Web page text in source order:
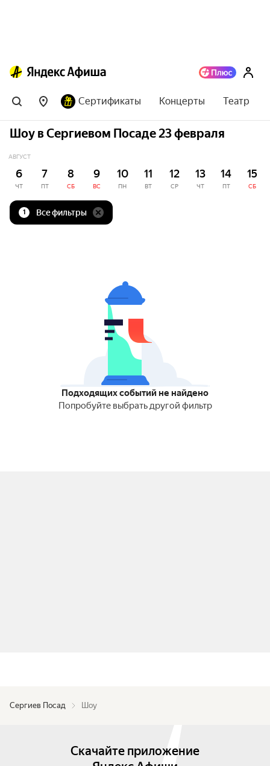
Сертификаты Концерты Театр
Шоу в Сергиевом Посаде 23 февраля
АВГУСТ
6
ЧТ
7
ПТ
8
СБ
9
ВС
10
ПН
11
ВТ
12
СР
13
ЧТ
14
ПТ
15
СБ
1 Все фильтры
Подходящих событий не найдено
Попробуйте выбрать другой фильтр
Сергиев Посад Шоу
Скачайте приложение